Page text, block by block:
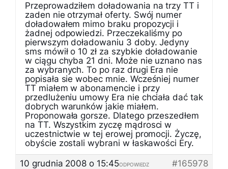
Przeprowadziłem doładowania na trzy TT i
zaden nie otrzymał oferty. Swój numer
doładowałem mimo braku propozycji i
żadnej odpowiedzi. Przeczekaliśmy po
pierwszym doładowaniu 3 doby. Jedyny
sms mówił o 10 zł za szybkie doładowanie
w ciągu chyba 21 dni. Może nie uznano nas
za wybranych. To po raz drugi Era nie
popisała sie wobec mnie. Wcześniej numer
TT miałem w abonamencie i przy
przedlużeniu umowy Era nie chciała dać tak
dobrych warunków jakie miałem.
Proponowała gorsze. Dlatego przeszedłem
na TT. Wszystkim zyczę mądrosci w
uczestnictwie w tej erowej promocji. Życzę,
obyście zostali wybrani w łaskawości Ery.
10 grudnia 2008 o 15:45
#165978
ODPOWIEDZ